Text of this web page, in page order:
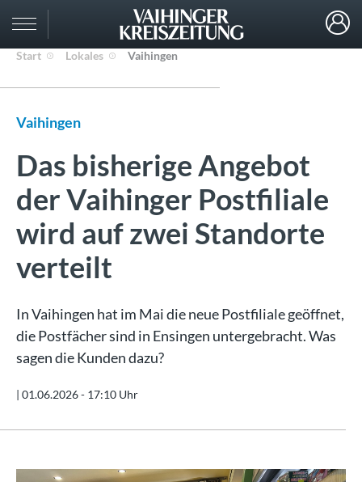
Start Lokales Vaihingen
Vaihingen
Das bisherige Angebot
der Vaihinger Postfiliale
wird auf zwei Standorte
verteilt
In Vaihingen hat im Mai die neue Postfiliale geöffnet,
die Postfächer sind in Ensingen untergebracht. Was
sagen die Kunden dazu?
| 01.06.2026 - 17:10 Uhr